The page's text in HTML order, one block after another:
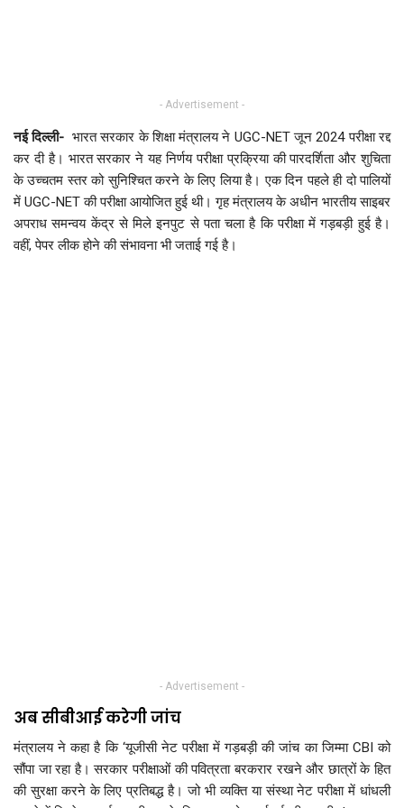
- Advertisement -
नई दिल्ली- भारत सरकार के शिक्षा मंत्रालय ने UGC-NET जून 2024 परीक्षा रद्द
कर दी है। भारत सरकार ने यह निर्णय परीक्षा प्रक्रिया की पारदर्शिता और शुचिता
के उच्चतम स्तर को सुनिश्चित करने के लिए लिया है। एक दिन पहले ही दो पालि‍यों
में UGC-NET की परीक्षा आयोजित हुई थी। गृह मंत्रालय के अधीन भारतीय साइबर
अपराध समन्वय केंद्र से मिले इनपुट से पता चला है कि परीक्षा में गड़बड़ी हुई है।
वहीं, पेपर लीक होने की संभावना भी जताई गई है।
- Advertisement -
अब सीबीआई करेगी जांच
मंत्रालय ने कहा है कि ‘यूजीसी नेट परीक्षा में गड़बड़ी की जांच का जिम्मा CBI को
सौंपा जा रहा है। सरकार परीक्षाओं की पवित्रता बरकरार रखने और छात्रों के हित
की सुरक्षा करने के लिए प्रतिबद्ध है। जो भी व्यक्ति या संस्था नेट परीक्षा में धांधली